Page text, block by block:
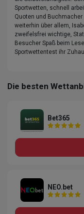
Sportwetten, schnell
Quoten und Buchmacher
weiterhin über allem,
zweifelsfrei wichtige,
Besucher Spaß beim
Sportwettentest ihr
Die besten
Bet365
NEO.bet